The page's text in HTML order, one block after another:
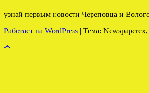
узнай первым новости Череповца и
Работает на WordPress | Тема: Newspaperex,